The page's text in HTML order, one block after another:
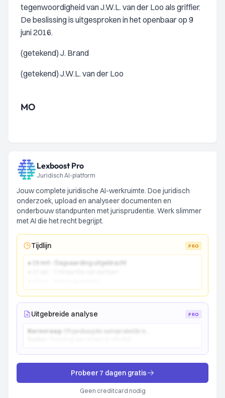
tegenwoordigheid van J.W.L. van der Loo als griffier.
De beslissing is uitgesproken in het openbaar op 9
juni 2016.
(getekend) J. Brand
(getekend) J.W.L. van der Loo
MO
Lexboost Pro
Juridisch AI-platform
Jouw complete juridische AI-werkruimte. Doe juridisch
onderzoek, upload en analyseer documenten en
onderbouw standpunten met jurisprudentie. Werk slimmer
met AI die het recht begrijpt.
Tijdlijn PRO
● 15 mrt - Dagvaarding uitgebracht
Uitgebreide analyse PRO
Kernvraag:
Probeer 7 dagen gratis
Geen creditcard nodig